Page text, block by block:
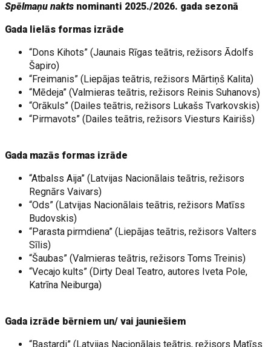
Spēlmaņu nakts nominanti 2025./2026. gada sezonā
Gada lielās formas izrāde
“Dons Kihots” (Jaunais Rīgas teātris, režisors Ādolfs
Šapiro)
“Freimanis” (Liepājas teātris, režisors Mārtiņš Kalita)
“Mēdeja” (Valmieras teātris, režisors Reinis Suhanovs)
“Orākuls” (Dailes teātris, režisors Lukašs Tvarkovskis)
“Pirmavots” (Dailes teātris, režisors Viesturs Kairišs)
Gada mazās formas izrāde
“Atbalss Aija” (Latvijas Nacionālais teātris, režisors
Regnārs Vaivars)
“Ods” (Latvijas Nacionālais teātris, režisors Matīss
Budovskis)
“Parasta pirmdiena” (Liepājas teātris, režisors Valters
Sīlis)
“Šaubas” (Valmieras teātris, režisors Toms Treinis)
“Vecajo kults” (Dirty Deal Teatro, autores Iveta Pole,
Katrīna Neiburga)
Gada izrāde bērniem un/ vai jauniešiem
“Bastardi” (Latvijas Nacionālais teātris, režisors Matīss